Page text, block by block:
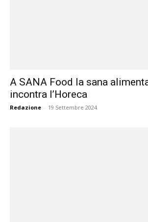
A SANA Food la sana
incontra l’Horeca
Redazione - 19 Settembre 2024